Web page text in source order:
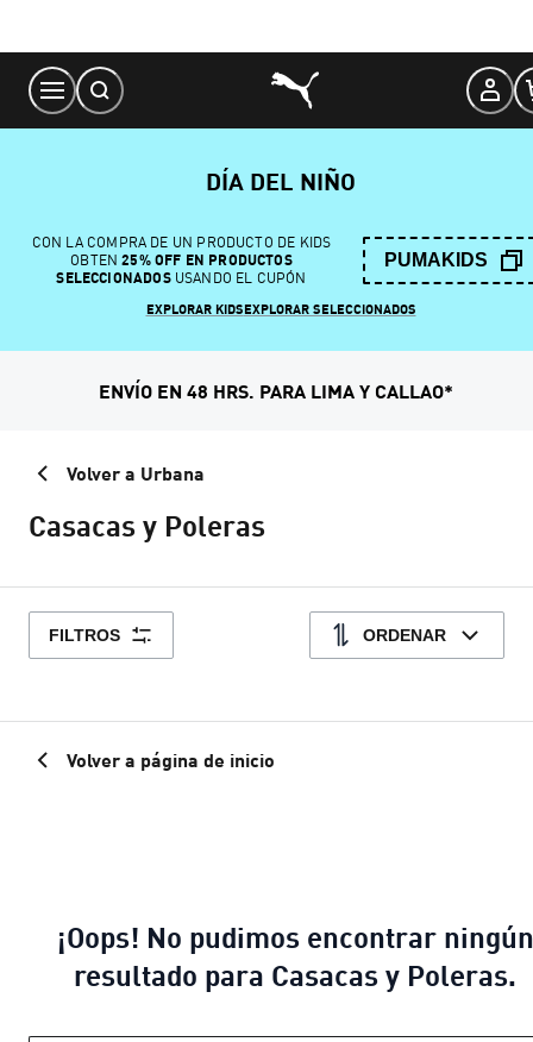
Content
DÍA DEL NIÑO
CON LA COMPRA DE UN PRODUCTO DE KIDS
OBTEN 25% OFF EN PRODUCTOS
SELECCIONADOSUSANDO EL CUPÓN
PUMAKIDS
EXPLORAR KIDSEXPLORAR SELECCIONADOS
ENVÍO EN 48 HRS. PARA LIMA Y CALLAO*
Volver a Urbana
Casacas y Poleras
FILTROS ORDENAR
Volver a página de inicio
¡Oops! No pudimos encontrar ningún
resultado para Casacas y Poleras.